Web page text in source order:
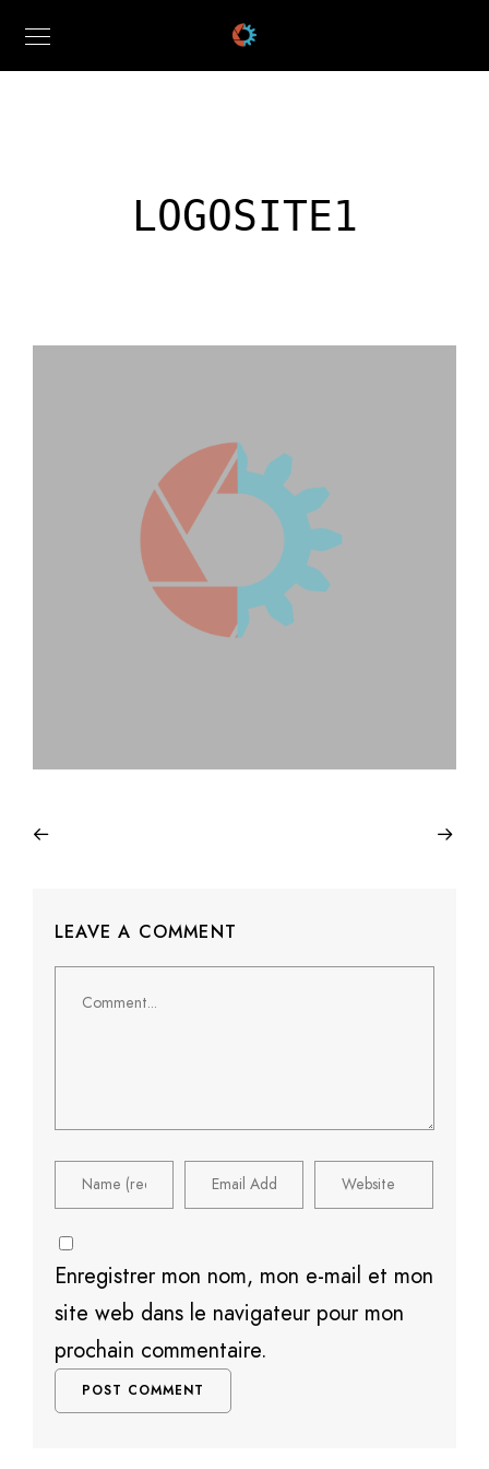
LOGOSITE1
LEAVE A COMMENT
Enregistrer mon nom, mon e-mail et mon
site web dans le navigateur pour mon
prochain commentaire.